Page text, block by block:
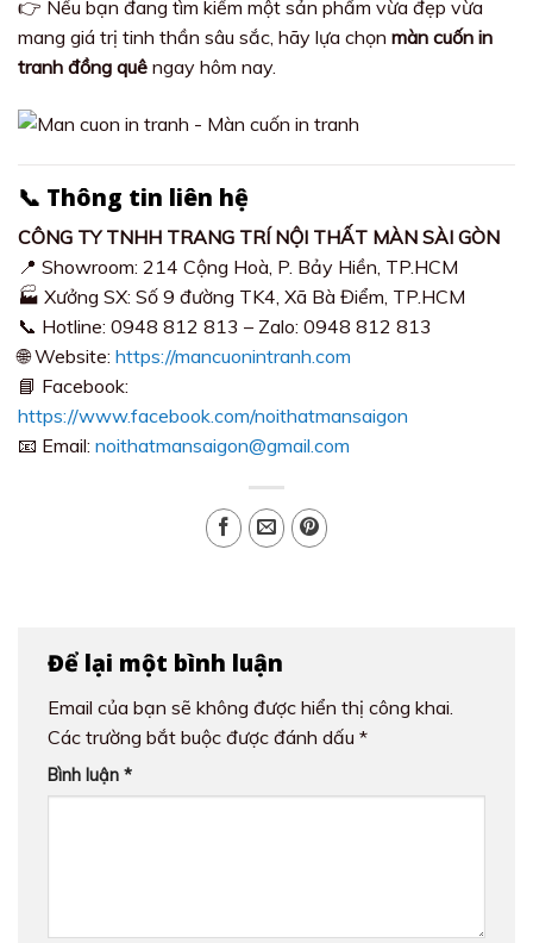
👉 Nếu bạn đang tìm kiếm một sản phẩm vừa đẹp vừa
mang giá trị tinh thần sâu sắc, hãy lựa chọn màn cuốn in
tranh đồng quê ngay hôm nay.
📞 Thông tin liên hệ
CÔNG TY TNHH TRANG TRÍ NỘI THẤT MÀN SÀI GÒN
📍 Showroom: 214 Cộng Hoà, P. Bảy Hiền, TP.HCM
🏭 Xưởng SX: Số 9 đường TK4, Xã Bà Điểm, TP.HCM
📞 Hotline: 0948 812 813 – Zalo: 0948 812 813
🌐 Website: https://mancuonintranh.com
📘 Facebook:
https://www.facebook.com/noithatmansaigon
📧 Email: noithatmansaigon@gmail.com
Để lại một bình luận
Email của bạn sẽ không được hiển thị công khai.
Các trường bắt buộc được đánh dấu *
Bình luận *